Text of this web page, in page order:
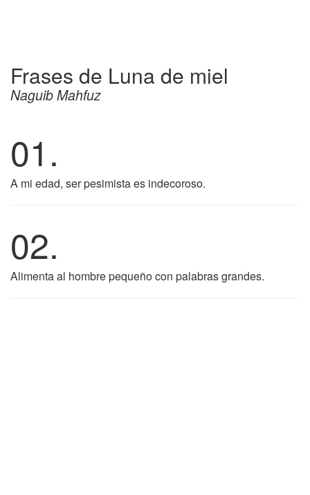
Frases de Luna de miel
Naguib Mahfuz
01.
A mi edad, ser pesimista es indecoroso.
02.
Alimenta al hombre pequeño con palabras grandes.